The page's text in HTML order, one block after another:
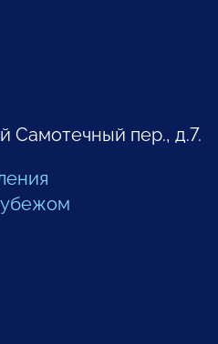
Самотечный пер., д.7.